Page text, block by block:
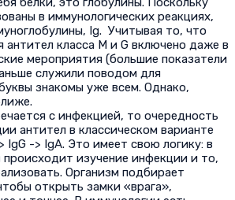
в иммунологических реакциях,
Ig. Учитывая то, что
антител класса M и G включено даже в
мероприятия (большие показатели
служили поводом для
знакомы уже всем. Однако,
с инфекцией, то очередность
антител в классическом варианте
IgG -> IgA. Это имеет свою логику: в
происходит изучение инфекции и то,
Организм подбирает
открыть замки «врага»,